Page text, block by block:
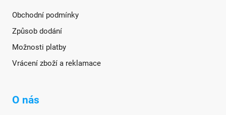
Obchodní podmínky
Způsob dodání
Možnosti platby
Vrácení zboží a reklamace
O nás